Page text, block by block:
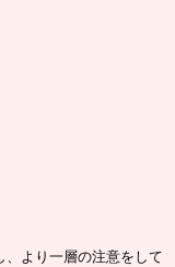
、より一層の注意をして